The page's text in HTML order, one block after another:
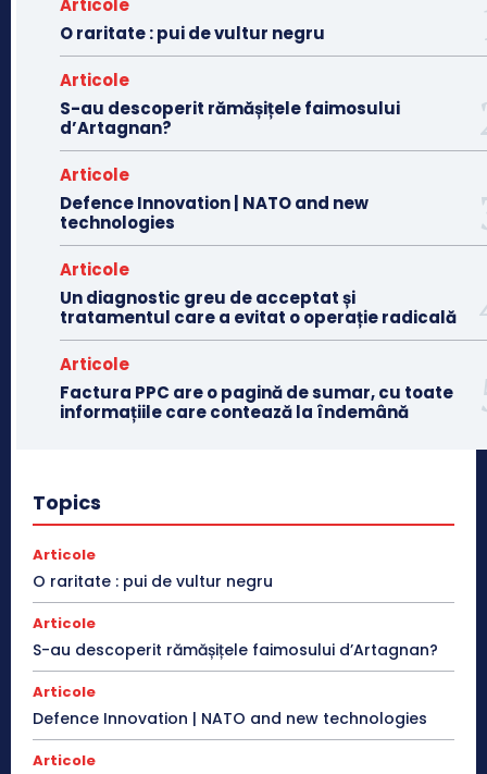
Articole
O raritate : pui de vultur negru
Articole
S-au descoperit rămășițele faimosului
d’Artagnan?
Articole
Defence Innovation | NATO and new
technologies
Articole
Un diagnostic greu de acceptat și
tratamentul care a evitat o operație radicală
Articole
Factura PPC are o pagină de sumar, cu toate
informațiile care contează la îndemână
Topics
Articole
O raritate : pui de vultur negru
Articole
S-au descoperit rămășițele faimosului d’Artagnan?
Articole
Defence Innovation | NATO and new technologies
Articole